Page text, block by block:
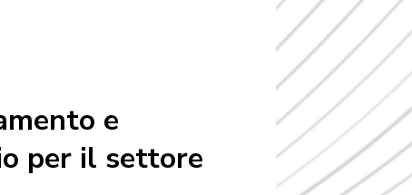
e
per il settore